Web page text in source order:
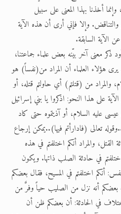
أخذنا بهذا المعنى على سبيل
وإلا فإني أرى أن هذه الآية
السابقة.
ذكر معنى آخر بيّنه بعض علماء جماعتنا،
يرى هؤلاء العلماء أن المراد من(نفساً) هو
والمراد من (قتلتم) أي حاولتم قتله، أو
على هذا النحو: اذكروا يا بني إسرائيل
عليه السلام، أو آذيتموه حتى كاد
تعالى (فادارأتم فيها)..يمكن إرجاع
والمراد أنكم اختلفتم في هذه
في حادثة الصلب ذاتها. ويكون
أنكم اختلفتم في المسيح، فقال بعضكم
أنه نزل من الصليب حياً وفرَّ من
في الحادثة: أن بعضكم ظن أن